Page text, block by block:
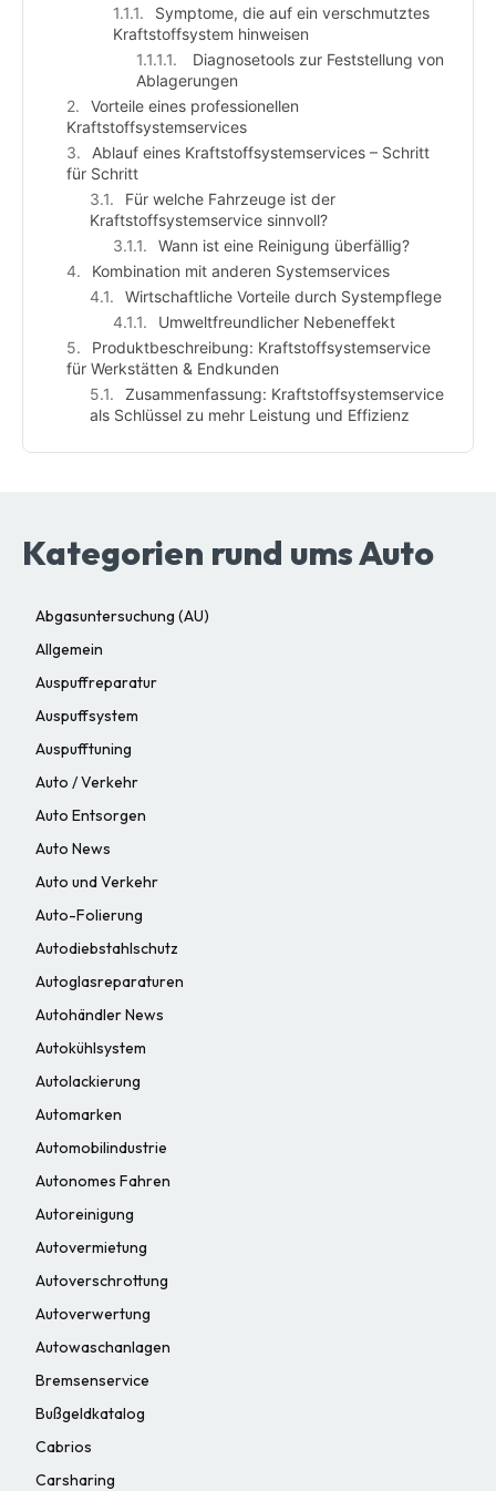
Symptome, die auf ein verschmutztes
Kraftstoffsystem hinweisen
Diagnosetools zur Feststellung von
Ablagerungen
Vorteile eines professionellen
Kraftstoffsystemservices
Ablauf eines Kraftstoffsystemservices – Schritt
für Schritt
Für welche Fahrzeuge ist der
Kraftstoffsystemservice sinnvoll?
Wann ist eine Reinigung überfällig?
Kombination mit anderen Systemservices
Wirtschaftliche Vorteile durch Systempflege
Umweltfreundlicher Nebeneffekt
Produktbeschreibung: Kraftstoffsystemservice
für Werkstätten & Endkunden
Zusammenfassung: Kraftstoffsystemservice
als Schlüssel zu mehr Leistung und Effizienz
Kategorien rund ums Auto
Abgasuntersuchung (AU)
Allgemein
Auspuffreparatur
Auspuffsystem
Auspufftuning
Auto / Verkehr
Auto Entsorgen
Auto News
Auto und Verkehr
Auto-Folierung
Autodiebstahlschutz
Autoglasreparaturen
Autohändler News
Autokühlsystem
Autolackierung
Automarken
Automobilindustrie
Autonomes Fahren
Autoreinigung
Autovermietung
Autoverschrottung
Autoverwertung
Autowaschanlagen
Bremsenservice
Bußgeldkatalog
Cabrios
Carsharing